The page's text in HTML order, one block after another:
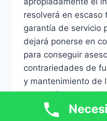
resolverá en escaso
garantía de servicio
dejará ponerse en
para conseguir
contrariedades de
y mantenimiento de
extracción
Una campana es un